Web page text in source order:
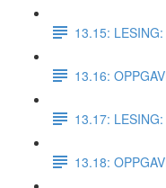
13.15:
13.16:
13.17:
13.18: